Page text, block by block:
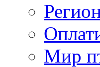
Мир